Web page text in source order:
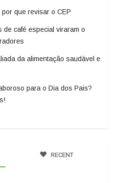
que revisar o CEP
café especial viraram o
da alimentação saudável e
para o Dia dos Pais?
RECENT